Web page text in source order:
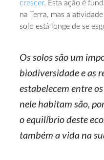
crescer. Esta ação é
na Terra, mas a
solo está longe de se
Os solos são um
biodiversidade e as
estabelecem entre
nele habitam são,
o equilíbrio deste
também a vida na